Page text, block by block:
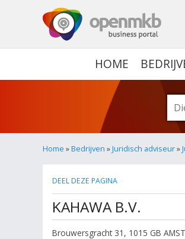
HOME
Home »Bedrijven »Juridisch adviseur»
DEEL DEZE PAGINA
KAHAWA B.V.
Brouwersgracht 31 , 1015 GB